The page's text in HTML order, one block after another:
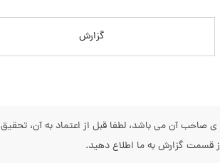
گزارش
صاحب آن می باشد، لطفا قبل از اعتماد به آن، تحقیق
قسمت گزارش به ما اطلاع دهید.